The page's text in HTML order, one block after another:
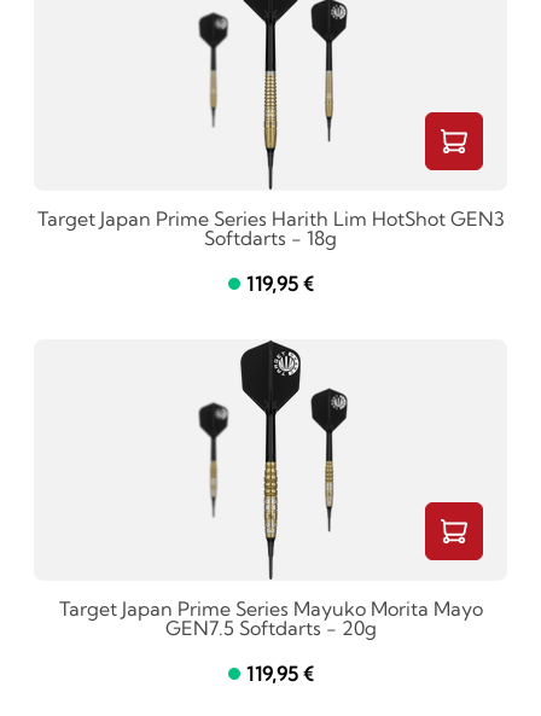
Target Japan Prime Series Harith Lim HotShot GEN3
Softdarts - 18g
119,95 €
Target Japan Prime Series Mayuko Morita Mayo
GEN7.5 Softdarts - 20g
119,95 €